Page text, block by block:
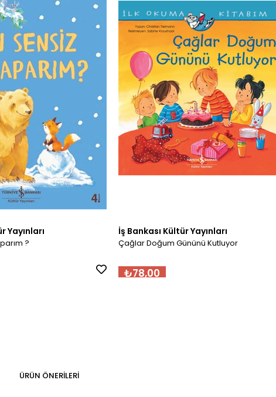
Yayınları
?
İş Bankası Kültür Yayınları
Çağlar Doğum Gününü Kutluyor
₺78,00
ÜRÜN ÖNERILERI